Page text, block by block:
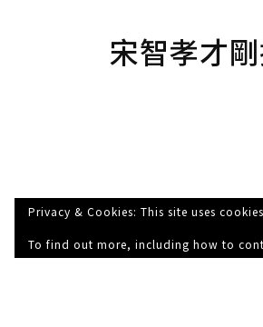
宋智孝才
Privacy & Cookies: This site uses
To find out more, including how to